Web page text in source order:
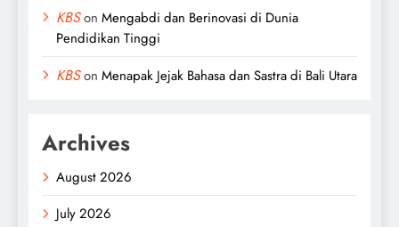
KBSon Mengabdi dan Berinovasi di Dunia
Pendidikan Tinggi
KBSon Menapak Jejak Bahasa dan Sastra di Bali Utara
Archives
August 2026
July 2026